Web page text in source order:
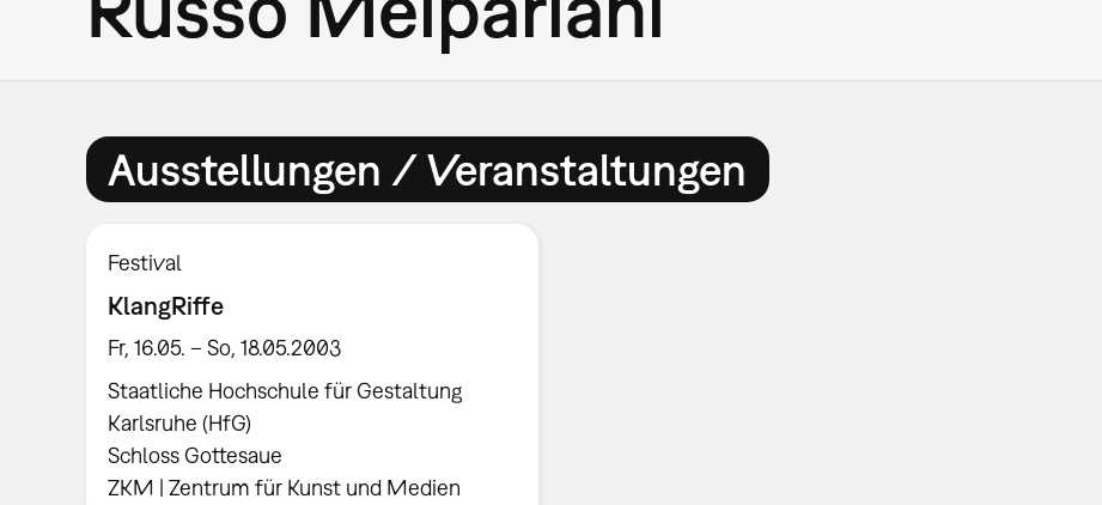
Ausstellungen / Veranstaltungen
Festival
KlangRiffe
Fr, 16.05. – So, 18.05.2003
Staatliche Hochschule für Gestaltung
Karlsruhe (HfG)
Schloss Gottesaue
ZKM | Zentrum für Kunst und Medien